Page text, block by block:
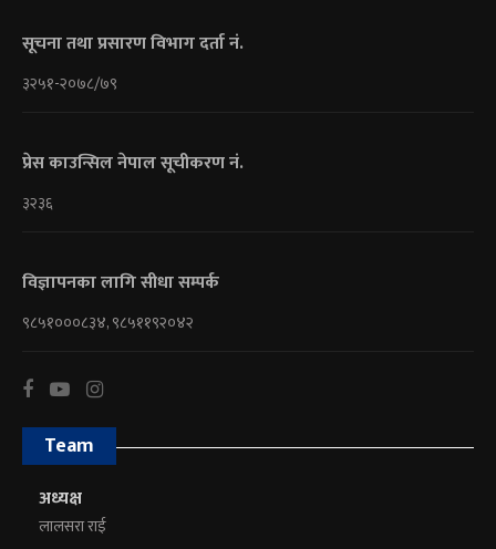
सूचना तथा प्रसारण विभाग दर्ता नं.
३२५१-२०७८/७९
प्रेस काउन्सिल नेपाल सूचीकरण नं.
३२३६
विज्ञापनका लागि सीधा सम्पर्क
९८५१०००८३४, ९८५११९२०४२
Team
अध्यक्ष
लालसरा राई